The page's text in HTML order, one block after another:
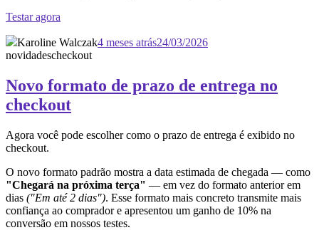
Testar agora
Karoline Walczak4 meses atrás24/03/2026
novidadescheckout
Novo formato de prazo de entrega no
checkout
Agora você pode escolher como o prazo de entrega é exibido no
checkout.
O novo formato padrão mostra a data estimada de chegada — como
"Chegará na próxima terça" — em vez do formato anterior em
dias ("Em até 2 dias"). Esse formato mais concreto transmite mais
confiança ao comprador e apresentou um ganho de 10% na
conversão em nossos testes.